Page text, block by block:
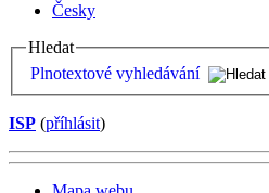
Česky
Hledat
Plnotextové vyhledávání
ISP (příhlásit)